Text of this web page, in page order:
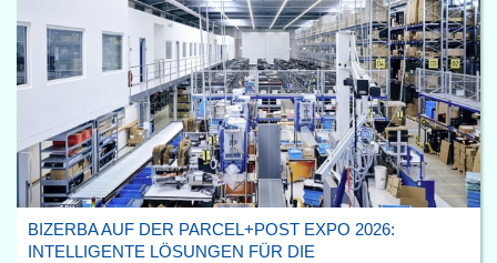
BIZERBA AUF DER PARCEL+POST EXPO 2026:
INTELLIGENTE LÖSUNGEN FÜR DIE